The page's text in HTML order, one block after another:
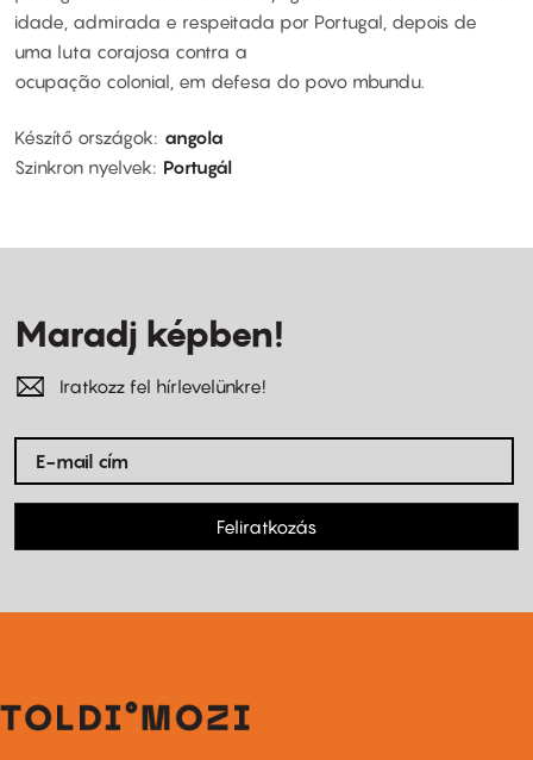
idade, admirada e respeitada por Portugal, depois de
uma luta corajosa contra a
ocupação colonial, em defesa do povo mbundu.
Készítő országok
angola
Szinkron nyelvek
Portugál
Maradj képben!
Iratkozz fel hírlevelünkre!
Feliratkozás